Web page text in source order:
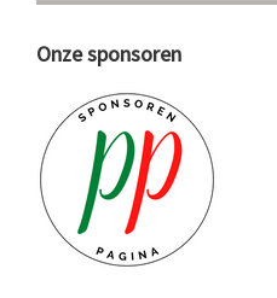
Onze sponsoren